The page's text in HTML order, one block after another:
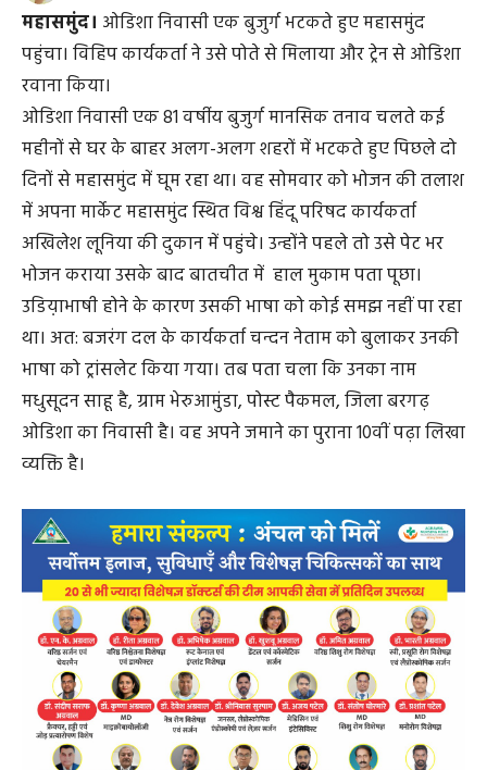
महासमुंद। ओडिशा निवासी एक बुजुर्ग भटकते हुए महासमुंद
पहुंचा। विहिप कार्यकर्ता ने उसे पोते से मिलाया और ट्रेन से ओडिशा
रवाना किया।
ओडिशा निवासी एक 81 वर्षीय बुजुर्ग मानसिक तनाव चलते कई
महीनों से घर के बाहर अलग-अलग शहरों में भटकते हुए पिछले दो
दिनों से महासमुंद में घूम रहा था। वह सोमवार को भोजन की तलाश
में अपना मार्केट महासमुंद स्थित विश्व हिंदू परिषद कार्यकर्ता
अखिलेश लूनिया की दुकान में पहुंचे। उन्होंने पहले तो उसे पेट भर
भोजन कराया उसके बाद बातचीत में हाल मुकाम पता पूछा।
उडिय़ाभाषी होने के कारण उसकी भाषा को कोई समझ नहीं पा रहा
था। अत: बजरंग दल के कार्यकर्ता चन्दन नेताम को बुलाकर उनकी
भाषा को ट्रांसलेट किया गया। तब पता चला कि उनका नाम
मधुसूदन साहू है, ग्राम भेरुआमुंडा, पोस्ट पैकमल, जिला बरगढ़
ओडिशा का निवासी है। वह अपने जमाने का पुराना 10वीं पढ़ा लिखा
व्यक्ति है।